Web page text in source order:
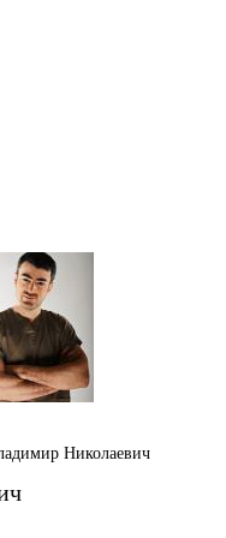
Николаевич